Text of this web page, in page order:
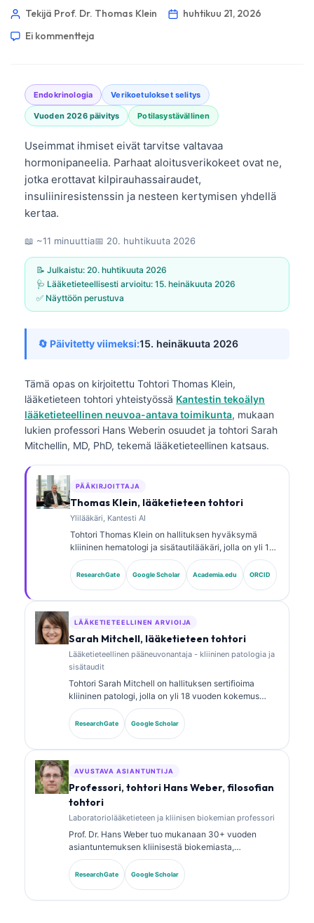
Tekijä Prof. Dr. Thomas Klein
huhtikuu 21, 2026
Ei kommentteja
Endokrinologia Verikoetulokset selitys
Vuoden 2026 päivitys Potilasystävällinen
Useimmat ihmiset eivät tarvitse valtavaa
hormonipaneelia. Parhaat aloitusverikokeet ovat ne,
jotka erottavat kilpirauhassairaudet,
insuliiniresistenssin ja nesteen kertymisen yhdellä
kertaa.
📖 ~11 minuuttia📅 20. huhtikuuta 2026
📝 Julkaistu: 20. huhtikuuta 2026
🩺 Lääketieteellisesti arvioitu: 15. heinäkuuta 2026
✅ Näyttöön perustuva
🔄 Päivitetty viimeksi:15. heinäkuuta 2026
Tämä opas on kirjoitettu Tohtori Thomas Klein,
lääketieteen tohtori yhteistyössä Kantestin tekoälyn
lääketieteellinen neuvoa-antava toimikunta, mukaan
lukien professori Hans Weberin osuudet ja tohtori Sarah
Mitchellin, MD, PhD, tekemä lääketieteellinen katsaus.
PÄÄKIRJOITTAJA
Thomas Klein, lääketieteen tohtori
Ylilääkäri, Kantesti AI
Tohtori Thomas Klein on hallituksen hyväksymä
kliininen hematologi ja sisätautilääkäri, jolla on yli 15
vuoden kokemus laboratoriolääketieteestä ja
tekoälyavusteisesta kliinisestä analyysistä.
Lääketieteellisena johtajana (Chief Medical Officer)
tarkkuutta. Tohtori Klein on julkaissut laajasti
biomarkkereiden tulkinnasta ja
laboratoriolääketieteen aiheista.
ResearchGate Google Scholar Academia.edu ORCID
LÄÄKETIETEELLINEN ARVIOIJA
Sarah Mitchell, lääketieteen tohtori
Lääketieteellinen pääneuvonantaja - kliininen patologia ja
sisätaudit
Tohtori Sarah Mitchell on hallituksen sertifioima
kliininen patologi, jolla on yli 18 vuoden kokemus
laboratoriolääketieteestä ja diagnostisesta
analyysistä. Hänellä on erikoistason sertifikaatit
kliinisen kemian alalta, ja hän on julkaissut laajasti
ResearchGate Google Scholar
AVUSTAVA ASIANTUNTIJA
Professori, tohtori Hans Weber, filosofian
tohtori
Laboratoriolääketieteen ja kliinisen biokemian professori
Prof. Dr. Hans Weber tuo mukanaan 30+ vuoden
asiantuntemuksen kliinisestä biokemiasta,
laboratoriolääketieteestä ja
biomarkkeritutkimuksesta. Hän oli aiemmin Saksan
kliinisen kemian seuran (German Society for Clinical
ResearchGate Google Scholar